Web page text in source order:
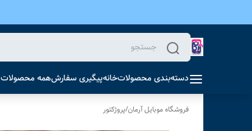
دسته‌بندی محصولاتخانهپیگیری سفارشهمه محصولات
فروشگاه موبایل آرمان/پروژکتور